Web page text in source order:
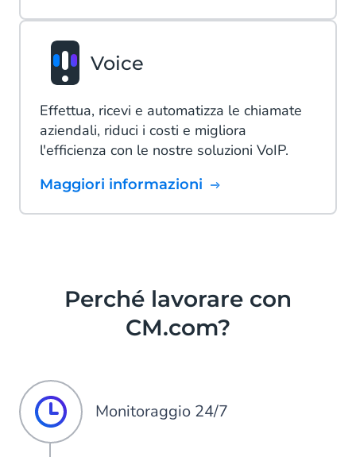
Voice
Effettua, ricevi e automatizza le chiamate
aziendali, riduci i costi e migliora
l'efficienza con le nostre soluzioni VoIP.
Maggiori informazioni
Perché lavorare con
CM.com?
Monitoraggio 24/7